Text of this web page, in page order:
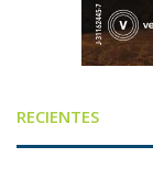
RECIENTES